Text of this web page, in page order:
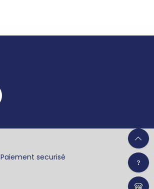
Paiement securisé